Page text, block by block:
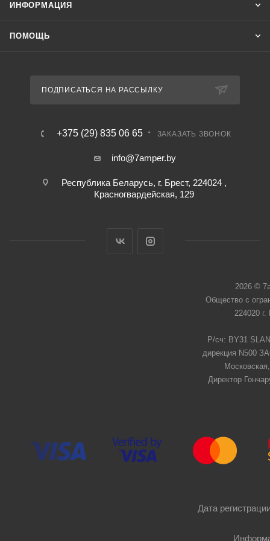
ИНФОРМАЦИЯ
ПОМОЩЬ
ПОДПИСАТЬСЯ НА РАССЫЛКУ
+375 (29) 835 06 65 ЗАКАЗАТЬ ЗВОНОК
info@7amper.by
Республика Беларусь, г. Брест, 224024 ,
Красногвардейская, 129
2026 ©
Общество с
224020
Р/сч: BY31
дирекция N500
Директор
Дата